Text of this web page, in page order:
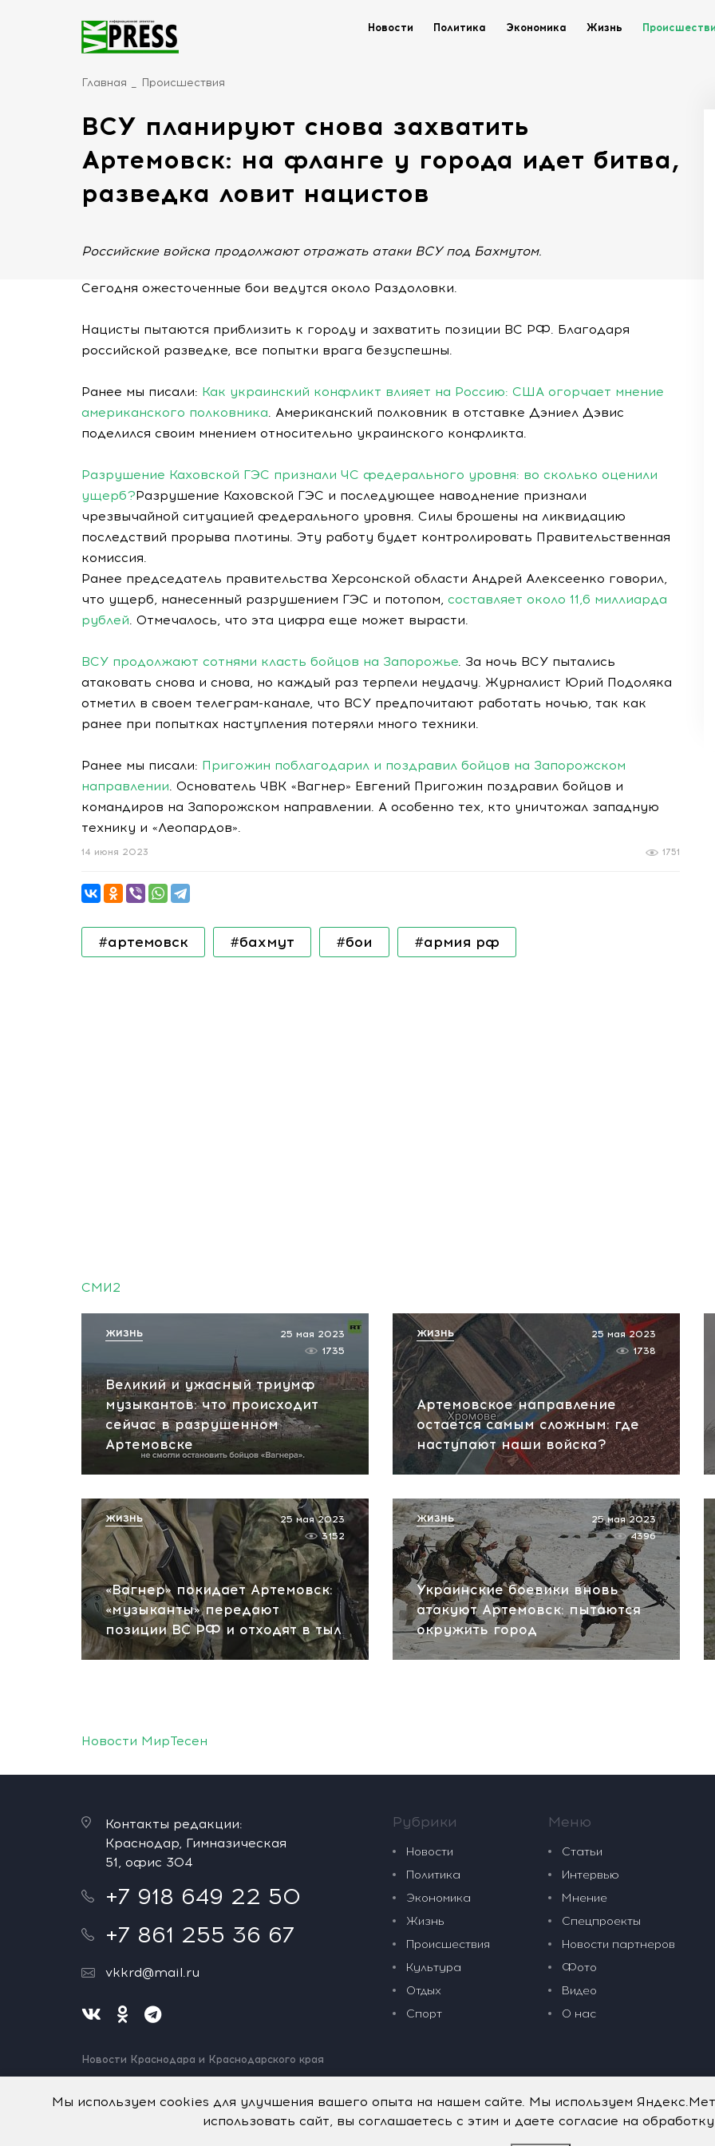
Новости Политика Экономика Жизнь
Главная Происшествия
ВСУ планируют снова захватить
Артемовск: на фланге у города идет битва,
разведка ловит нацистов
Российские войска продолжают отражать атаки ВСУ под Бахмутом.
Сегодня ожесточенные бои ведутся около Раздоловки.
Нацисты пытаются приблизить к городу и захватить позиции ВС РФ. Благодаря
российской разведке, все попытки врага безуспешны.
Ранее мы писали: Как украинский конфликт влияет на Россию: США огорчает мнение
американского полковника. Американский полковник в отставке Дэниел Дэвис
поделился своим мнением относительно украинского конфликта.
Разрушение Каховской ГЭС признали ЧС федерального уровня: во сколько оценили
ущерб?Разрушение Каховской ГЭС и последующее наводнение признали
чрезвычайной ситуацией федерального уровня. Силы брошены на ликвидацию
последствий прорыва плотины. Эту работу будет контролировать Правительственная
комиссия.
Ранее председатель правительства Херсонской области Андрей Алексеенко говорил,
что ущерб, нанесенный разрушением ГЭС и потопом, составляет около 11,6 миллиарда
рублей. Отмечалось, что эта цифра еще может вырасти.
ВСУ продолжают сотнями класть бойцов на Запорожье. За ночь ВСУ пытались
атаковать снова и снова, но каждый раз терпели неудачу. Журналист Юрий Подоляка
отметил в своем телеграм-канале, что ВСУ предпочитают работать ночью, так как
ранее при попытках наступления потеряли много техники.
Ранее мы писали: Пригожин поблагодарил и поздравил бойцов на Запорожском
направлении. Основатель ЧВК «Вагнер» Евгений Пригожин поздравил бойцов и
командиров на Запорожском направлении. А особенно тех, кто уничтожал западную
технику и «Леопардов».
1751
14 июня 2023
#артемовск #бахмут #бои #армия рф
СМИ2
Великий и ужасный триумф
музыкантов: что происходит
сейчас в разрушенном
Артемовске
25 мая 2023
1735
ЖИЗНЬ
Артемовское направление
остается самым сложным: где
наступают наши войска?
25 мая 2023
1738
ЖИЗНЬ
«Вагнер» покидает Артемовск:
«музыканты» передают
позиции ВС РФ и отходят в тыл
25 мая 2023
3152
ЖИЗНЬ
Украинские боевики вновь
атакуют Артемовск: пытаются
окружить город
25 мая 2023
4396
ЖИЗНЬ
Новости МирТесен
Контакты редакции:
Краснодар, Гимназическая
51, офис 304
+7 918 649 22 50
+7 861 255 36 67
vkkrd@mail.ru
Новости Краснодара и Краснодарского края
Нашли ошибку? Выделите и нажмите Ctrl+Enter.
Рубрики
Новости
Политика
Экономика
Жизнь
Происшествия
Культура
Отдых
Спорт
Меню
Статьи
Интервью
Мнение
Спецпроекты
Новости партнеров
Фото
Видео
О нас
Мы используем cookies для улучшения вашего опыта на нашем сайте. Мы используем
использовать сайт, вы соглашаетесь с этим и даете согласие на